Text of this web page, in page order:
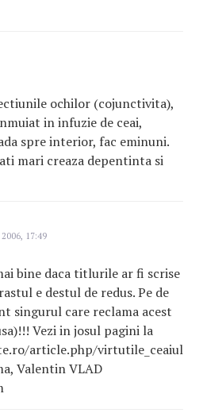
ochilor (cojunctivita),
in infuzie de ceai,
spre interior, fac eminuni.
mari creaza depentinta si
17:49
bine daca titlurile ar fi scrise
e destul de redus. Pe de
singurul care reclama acest
Vezi in josul pagini la
article.php/
Valentin VLAD